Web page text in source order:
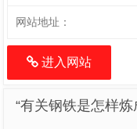
网站地址：
进入网站
“有关钢铁是怎样